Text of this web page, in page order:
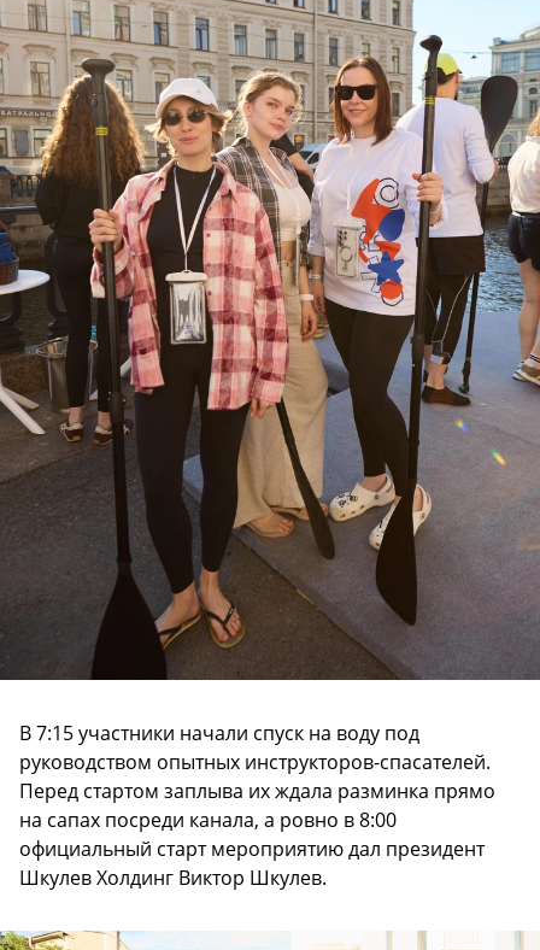
В 7:15 участники начали спуск на воду под
руководством опытных инструкторов-спасателей.
Перед стартом заплыва их ждала разминка прямо
на сапах посреди канала, а ровно в 8:00
официальный старт мероприятию дал президент
Шкулев Холдинг Виктор Шкулев.